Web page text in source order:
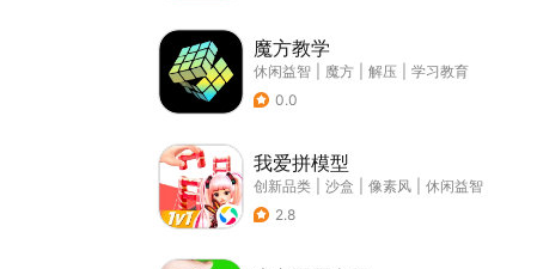
魔方教学
休闲益智 魔方 解压
学习教育
0.0
我爱拼模型
创新品类 沙盒 像素风
休闲益智
2.8